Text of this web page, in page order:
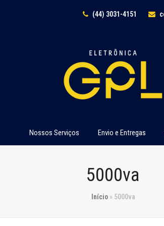
(44) 3031-4151
Nossos Serviços Envio e Entregas
5000va
Início» 5000va